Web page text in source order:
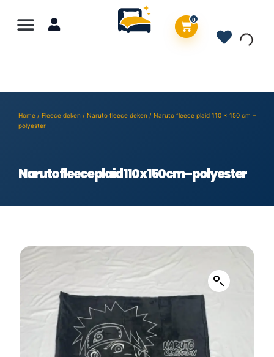
0
Home / Fleece deken / Naruto fleece deken / Naruto fleece plaid 110 x 150 cm –
polyester
Naruto fleece plaid 110 x 150 cm – polyester